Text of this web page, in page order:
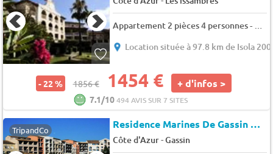
Appartement 2 pièces 4 personnes - Prestige - 4 pers. - 30m2 - TV
Location située à 97.8 km de Isola
- 22 % 1856 € 1454 € + d'infos >
7.1/10494 AVIS SUR 7 SITES
TripandCo Residence Marines De Gassin GASMITT2
Côte d'Azur-Gassin